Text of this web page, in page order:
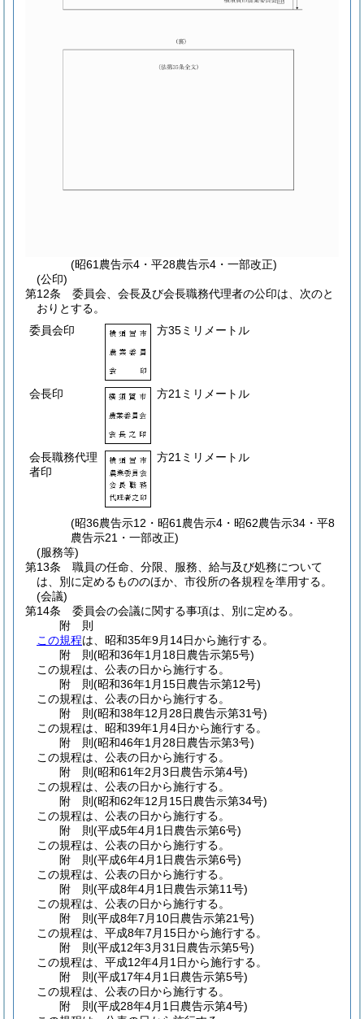
(昭61農告示4・平28農告示4・一部改正)
(公印)
第12条
委員会、会長及び会長職務代理者の公印は、次のと
おりとする。
委員会印
方35ミリメートル
会長印 方21ミリメートル
会長職務代理
者印
方21ミリメートル
(昭36農告示12・昭61農告示4・昭62農告示34・平8
農告示21・一部改正)
(服務等)
第13条
職員の任命、分限、服務、給与及び処務について
は、別に定めるもののほか、市役所の各規程を準用する。
(会議)
第14条
委員会の会議に関する事項は、別に定める。
附 則
この規程は、昭和35年9月14日から施行する。
附 則(昭和36年1月18日農告示第5号)
この規程は、公表の日から施行する。
附 則(昭和36年1月15日農告示第12号)
この規程は、公表の日から施行する。
附 則(昭和38年12月28日農告示第31号)
この規程は、昭和39年1月4日から施行する。
附 則(昭和46年1月28日農告示第3号)
この規程は、公表の日から施行する。
附 則(昭和61年2月3日農告示第4号)
この規程は、公表の日から施行する。
附 則(昭和62年12月15日農告示第34号)
この規程は、公表の日から施行する。
附 則(平成5年4月1日農告示第6号)
この規程は、公表の日から施行する。
附 則(平成6年4月1日農告示第6号)
この規程は、公表の日から施行する。
附 則(平成8年4月1日農告示第11号)
この規程は、公表の日から施行する。
附 則(平成8年7月10日農告示第21号)
この規程は、平成8年7月15日から施行する。
附 則(平成12年3月31日農告示第5号)
この規程は、平成12年4月1日から施行する。
附 則(平成17年4月1日農告示第5号)
この規程は、公表の日から施行する。
附 則(平成28年4月1日農告示第4号)